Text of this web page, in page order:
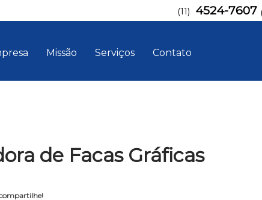
Missão Serviços Contato
(11) 4524-7607
de Facas Gráficas